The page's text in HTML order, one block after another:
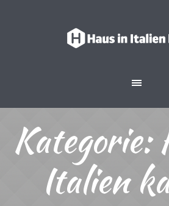
Kategorie:
Italien